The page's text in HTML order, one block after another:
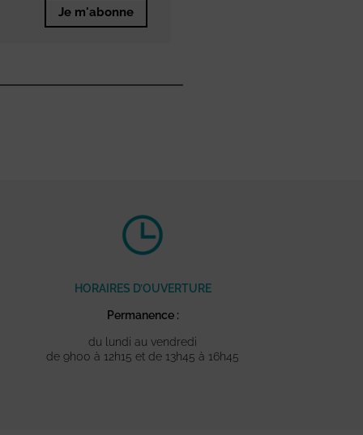
Je m'abonne
HORAIRES D’OUVERTURE
Permanence :
du lundi au vendredi
de 9h00 à 12h15 et de 13h45 à 16h45